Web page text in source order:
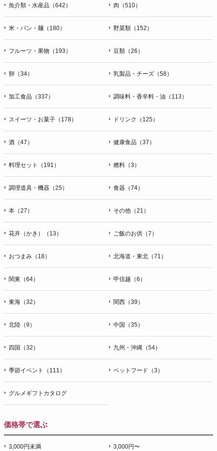
魚介類・水産品（642） 肉（510）
米・パン・麺（180） 野菜類（152）
フルーツ・果物（193） 豆類（26）
卵（34） 乳製品・チーズ（58）
加工食品（337） 調味料・香辛料・油（113）
スイーツ・お菓子（178） ドリンク（125）
酒（47） 健康食品（37）
料理セット（191） 燃料（3）
調理道具・機器（25） 食器（74）
本（27） その他（21）
花卉（かき）（13） ご飯のお供（7）
おつまみ（18） 北海道・東北（71）
関東（64） 甲信越（6）
東海（32） 関西（39）
北陸（9） 中国（35）
四国（32） 九州・沖縄（54）
季節イベント（111） ペットフード（3）
グルメギフトカタログ
価格帯で選ぶ
3,000円未満 3,000円〜